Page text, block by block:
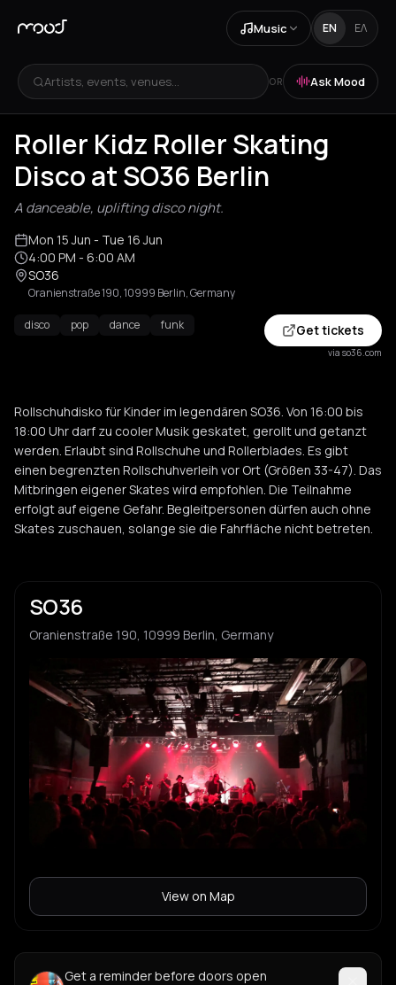
Music EN ΕΛ
Artists, events, venues... OR Ask Mood
Roller Kidz Roller Skating
Disco at SO36 Berlin
A danceable, uplifting disco night.
Mon 15 Jun - Tue 16 Jun
4:00 PM - 6:00 AM
SO36
Oranienstraße 190, 10999 Berlin, Germany
disco pop dance funk Get tickets
via so36.com
Rollschuhdisko für Kinder im legendären SO36. Von 16:00 bis
18:00 Uhr darf zu cooler Musik geskatet, gerollt und getanzt
werden. Erlaubt sind Rollschuhe und Rollerblades. Es gibt
einen begrenzten Rollschuhverleih vor Ort (Größen 33-47). Das
Mitbringen eigener Skates wird empfohlen. Die Teilnahme
erfolgt auf eigene Gefahr. Begleitpersonen dürfen auch ohne
Skates zuschauen, solange sie die Fahrfläche nicht betreten.
SO36
Oranienstraße 190, 10999 Berlin, Germany
View on Map
Get a reminder before doors open